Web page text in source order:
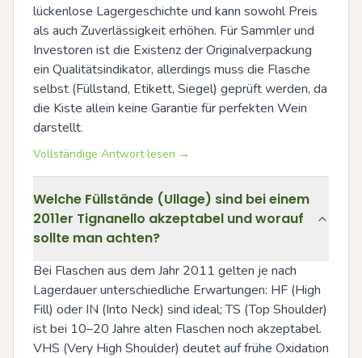
lückenlose Lagergeschichte und kann sowohl Preis
als auch Zuverlässigkeit erhöhen. Für Sammler und
Investoren ist die Existenz der Originalverpackung
ein Qualitätsindikator, allerdings muss die Flasche
selbst (Füllstand, Etikett, Siegel) geprüft werden, da
die Kiste allein keine Garantie für perfekten Wein
darstellt.
Vollständige Antwort lesen →
Welche Füllstände (Ullage) sind bei einem
2011er Tignanello akzeptabel und worauf
sollte man achten?
Bei Flaschen aus dem Jahr 2011 gelten je nach
Lagerdauer unterschiedliche Erwartungen: HF (High
Fill) oder IN (Into Neck) sind ideal; TS (Top Shoulder)
ist bei 10–20 Jahre alten Flaschen noch akzeptabel.
VHS (Very High Shoulder) deutet auf frühe Oxidation